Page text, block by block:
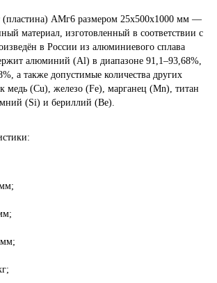
АМг6 размером 25х500х1000 мм —
материал, изготовленный в соответствии с
в России из алюминиевого сплава
алюминий (Al) в диапазоне 91,1–93,68%,
а также допустимые количества других
медь (Cu), железо (Fe), марганец (Mn), титан
(Si) и бериллий (Be).